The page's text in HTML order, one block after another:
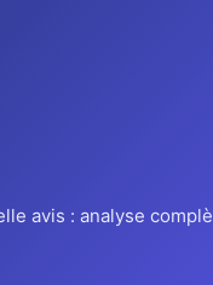
avis : analyse